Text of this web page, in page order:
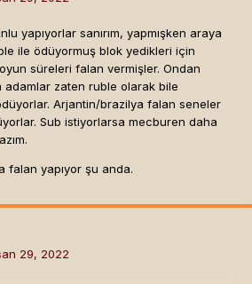
yapıyorlar sanırım, yapmışken araya
ile ödüyormuş blok yedikleri için
süreleri falan vermişler. Ondan
zaten ruble olarak bile
Arjantin/brazilya falan seneler
Sub istiyorlarsa mecburen daha
falan yapıyor şu anda.
29, 2022